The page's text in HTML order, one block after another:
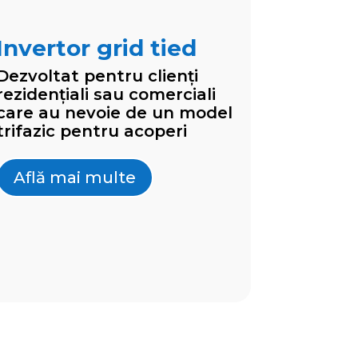
grid tied
pentru clienți
sau comerciali
au nevoie de un model
pentru acoperi
Află mai multe